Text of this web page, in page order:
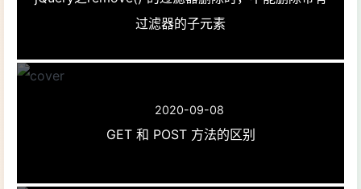
过滤器的子元素
2020-09-08
GET 和 POST 方法的区别